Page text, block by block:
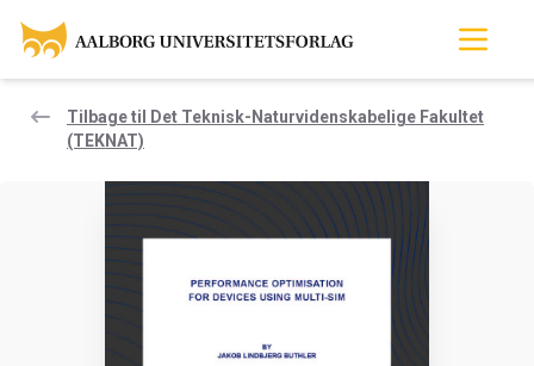
Tilbage til Det Teknisk-Naturvidenskabelige Fakultet
(TEKNAT)